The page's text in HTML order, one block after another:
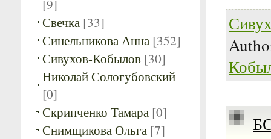
[9]
Свечка [33]
Синельникова Анна [352]
Сивухов-Кобылов [30]
Николай Сологубовский
[0]
Скрипченко Тамара [0]
Снимщикова Ольга [7]